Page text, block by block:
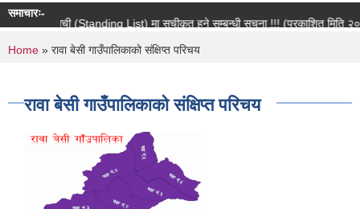
समाचारः-
सूची (Standing List) मा सूचीकृत हुने सम्बन्धी सूचना !!! (प्रकाशित मिति २०८३/
You are here
Home » रावा बेसी गाउँपालिकाको संक्षिप्त परिचय
रावा बेसी गाउँपालिकाको संक्षिप्त परिचय